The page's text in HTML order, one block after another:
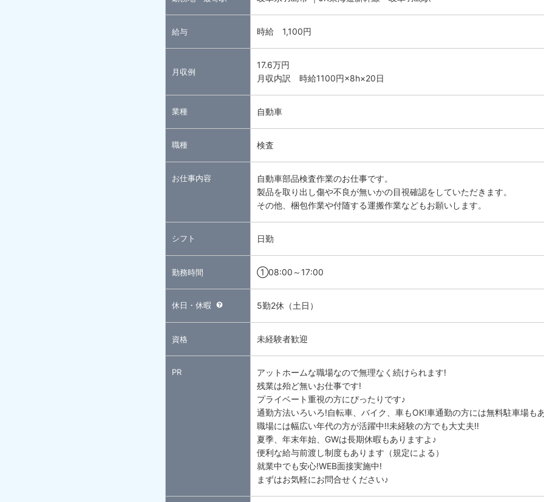
給与 時給 1,100円
月収例
17.6万円
月収内訳 時給1100円×8h×20日
業種 自動車
職種 検査
お仕事内容
自動車部品検査作業のお仕事です。
製品を取り出し傷や不良が無いかの目視確認をしていただきます。
その他、梱包作業や付随する運搬作業などもお願いします。
シフト 日勤
勤務時間 ①08:00～17:00
休日・休暇 5勤2休（土日）
資格 未経験者歓迎
PR
アットホームな職場なので無理なく続けられます!
残業は殆ど無いお仕事です!
プライベート重視の方にぴったりです♪
通勤方法いろいろ!自転車、バイク、車もOK!車通勤の方には無料駐車場も
職場には幅広い年代の方が活躍中!!未経験の方でも大丈夫!!
夏季、年末年始、GWは長期休暇もありますよ♪
便利な給与前渡し制度もあります（規定による）
就業中でも安心!WEB面接実施中!
まずはお気軽にお問合せください♪